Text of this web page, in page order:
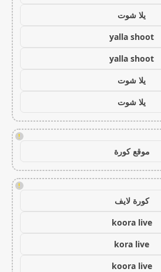
يلا شوت
yalla shoot
yalla shoot
يلا شوت
يلا شوت
!
موقع كورة
!
كورة لايف
koora live
kora live
koora live